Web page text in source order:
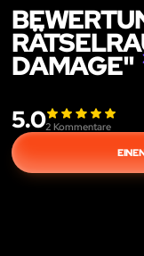
DAMAGE"
5.02 Kommentare